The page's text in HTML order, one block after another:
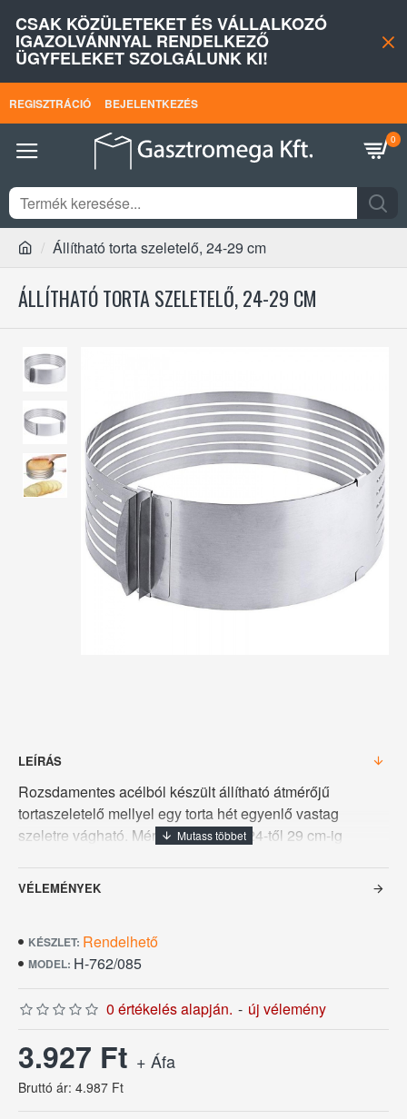
CSAK KÖZÜLETEKET ÉS VÁLLALKOZÓ
IGAZOLVÁNNYAL RENDELKEZŐ
ÜGYFELEKET SZOLGÁLUNK KI!
REGISZTRÁCIÓ BEJELENTKEZÉS
0
Állítható torta szeletelő, 24-29 cm
ÁLLÍTHATÓ TORTA SZELETELŐ, 24-29 CM
LEÍRÁS
Rozsdamentes acélból készült állítható átmérőjű
tortaszeletelő mellyel egy torta hét egyenlő vastag
szeletre vágható. Méretei, átmérője 24-től 29 cm-ig
VÉLEMÉNYEK
KÉSZLET: Rendelhető
MODEL: H-762/085
0 értékelés alapján. - új vélemény
3.927 Ft + Áfa
Bruttó ár: 4.987 Ft